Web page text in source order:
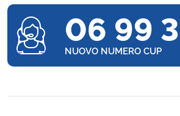
06 99
NUOVO NUMERO CUP